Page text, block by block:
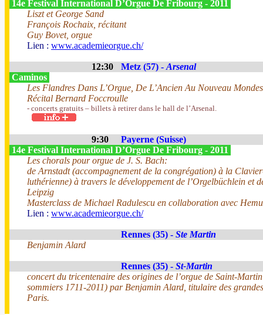
14e Festival International D’Orgue De Fribourg - 2011
Liszt et George Sand
François Rochaix, récitant
Guy Bovet, orgue
Lien : www.academieorgue.ch/
12:30 Metz (57) - Arsenal
Caminos
Les Flandres Dans L’Orgue, De L’Ancien Au Nouveau Mondes
Récital Bernard Foccroulle
- concerts gratuits – billets à retirer dans le hall de l’Arsenal.
9:30
Payerne (Suisse)
14e Festival International D’Orgue De Fribourg - 2011
Les chorals pour orgue de J. S. Bach:
de Arnstadt (accompagnement de la congrégation) à la
luthérienne) à travers le développement de l’Orgelbüchlein et
Leipzig
Masterclass de Michael Radulescu en collaboration avec
Lien : www.academieorgue.ch/
Rennes (35) - Ste Martin
Benjamin Alard
Rennes (35) - St-Martin
concert du tricentenaire des origines de l’orgue de Saint-
sommiers 1711-2011) par Benjamin Alard, titulaire des
Paris.